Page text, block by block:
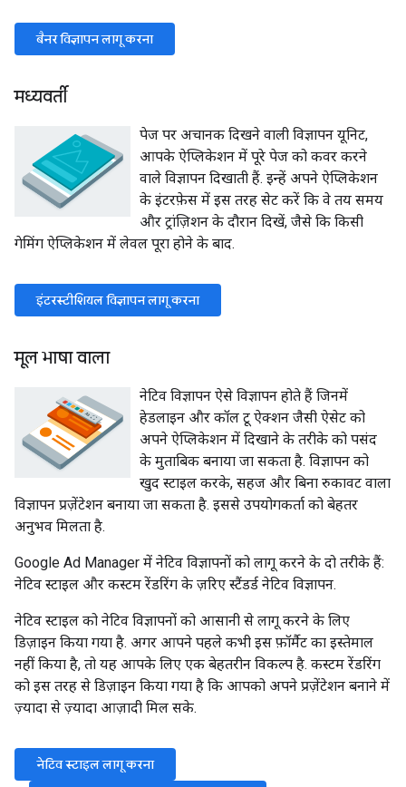
बैनर विज्ञापन लागू करना
मध्यवर्ती
पेज पर अचानक दिखने वाली विज्ञापन यूनिट,
आपके ऐप्लिकेशन में पूरे पेज को कवर करने
वाले विज्ञापन दिखाती हैं. इन्हें अपने ऐप्लिकेशन
के इंटरफ़ेस में इस तरह सेट करें कि वे तय समय
और ट्रांज़िशन के दौरान दिखें, जैसे कि किसी
गेमिंग ऐप्लिकेशन में लेवल पूरा होने के बाद.
इंटरस्टीशियल विज्ञापन लागू करना
मूल भाषा वाला
नेटिव विज्ञापन ऐसे विज्ञापन होते हैं जिनमें
हेडलाइन और कॉल टू ऐक्शन जैसी ऐसेट को
अपने ऐप्लिकेशन में दिखाने के तरीके को पसंद
के मुताबिक बनाया जा सकता है. विज्ञापन को
खुद स्टाइल करके, सहज और बिना रुकावट वाला
विज्ञापन प्रज़ेंटेशन बनाया जा सकता है. इससे उपयोगकर्ता को बेहतर
अनुभव मिलता है.
Google Ad Manager में नेटिव विज्ञापनों को लागू करने के दो तरीके हैं:
नेटिव स्टाइल और कस्टम रेंडरिंग के ज़रिए स्टैंडर्ड नेटिव विज्ञापन.
नेटिव स्टाइल को नेटिव विज्ञापनों को आसानी से लागू करने के लिए
डिज़ाइन किया गया है. अगर आपने पहले कभी इस फ़ॉर्मैट का इस्तेमाल
नहीं किया है, तो यह आपके लिए एक बेहतरीन विकल्प है. कस्टम रेंडरिंग
को इस तरह से डिज़ाइन किया गया है कि आपको अपने प्रज़ेंटेशन बनाने में
ज़्यादा से ज़्यादा आज़ादी मिल सके.
नेटिव स्टाइल लागू करना